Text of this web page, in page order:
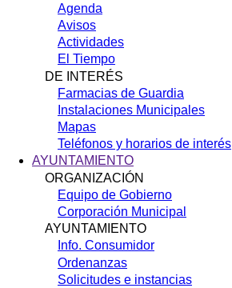
Agenda
Avisos
Actividades
El Tiempo
DE INTERÉS
Farmacias de Guardia
Instalaciones Municipales
Mapas
Teléfonos y horarios de interés
AYUNTAMIENTO
ORGANIZACIÓN
Equipo de Gobierno
Corporación Municipal
AYUNTAMIENTO
Info. Consumidor
Ordenanzas
Solicitudes e instancias